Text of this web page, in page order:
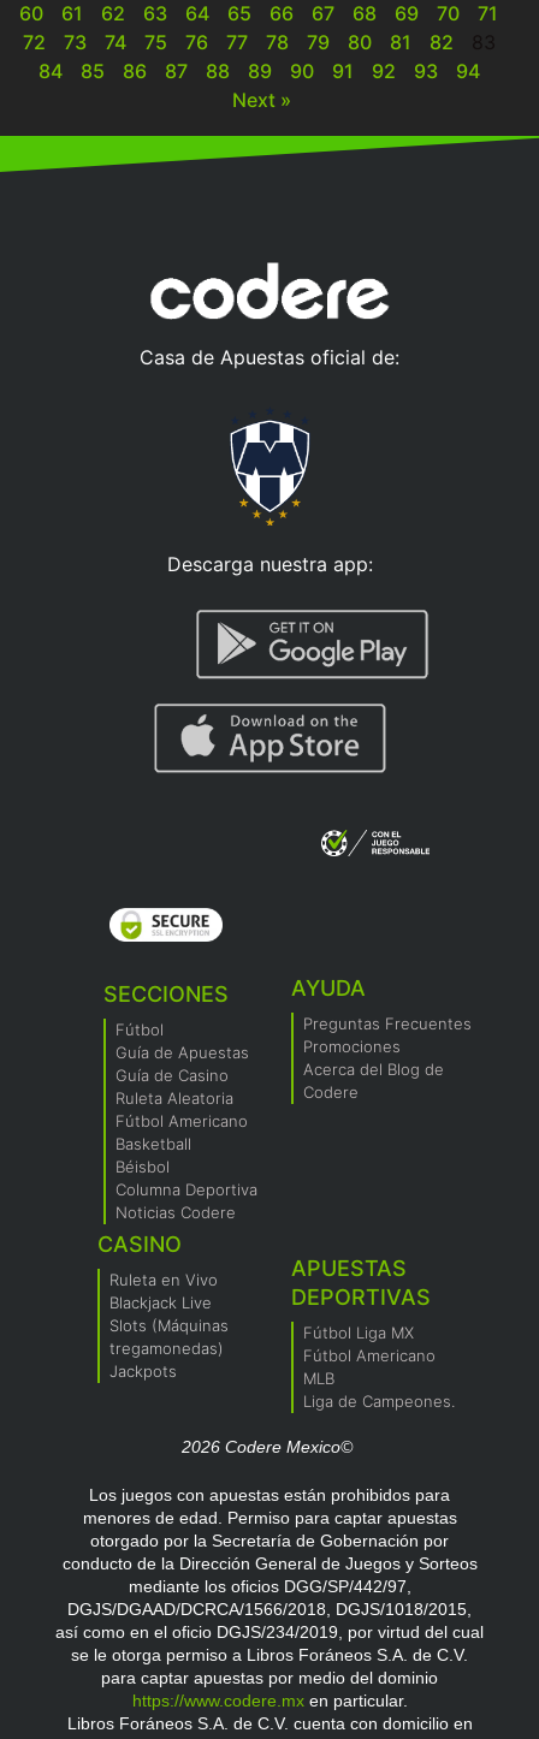
60
61 62 63 64 65 66 67 68 69 70
71
72
73 74 75 76 77 78 79 80 81 82
84
85 86 87 88 89 90 91 92 93
94
Next »
Casa de Apuestas oficial de:
Descarga nuestra app:
SECCIONES
Fútbol
Guía de Apuestas
Guía de Casino
Ruleta Aleatoria
Fútbol Americano
Basketball
Béisbol
Columna Deportiva
Noticias Codere
AYUDA
Preguntas Frecuentes
Promociones
Acerca del Blog de
Codere
CASINO
Ruleta en Vivo
Blackjack Live
Slots (Máquinas
tregamonedas)
Jackpots
APUESTAS
DEPORTIVAS
Fútbol Liga MX
Fútbol Americano
MLB
Liga de Campeones.
2026 Codere Mexico©
Los juegos con apuestas están prohibidos para
menores de edad. Permiso para captar apuestas
otorgado por la Secretaría de Gobernación por
conducto de la Dirección General de Juegos y Sorteos
mediante los oficios DGG/SP/442/97,
DGJS/DGAAD/DCRCA/1566/2018, DGJS/1018/2015,
así como en el oficio DGJS/234/2019, por virtud del cual
se le otorga permiso a Libros Foráneos S.A. de C.V.
para captar apuestas por medio del dominio
https://www.codere.mxen particular.
Libros Foráneos S.A. de C.V. cuenta con domicilio en